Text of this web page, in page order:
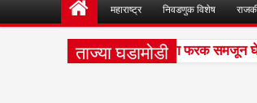
महाराष्ट्र निवडणुक विशेष
ताज्या घडामोडी
टक्केवारी आणि पर्सेंटाइलचा फरक समजून